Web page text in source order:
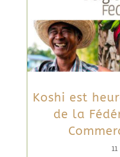
Koshi est
de la